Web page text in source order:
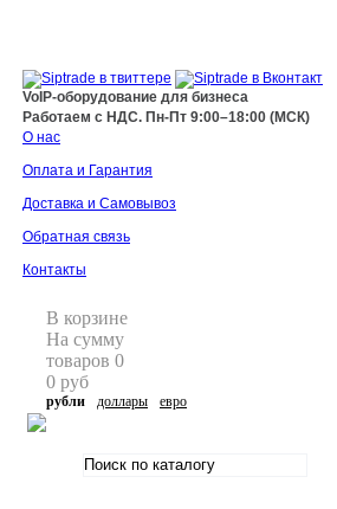
VoIP-оборудование для бизнеса
Работаем с НДС. Пн-Пт 9:00–18:00 (МСК)
О нас
Оплата и Гарантия
Доставка и Самовывоз
Обратная связь
Контакты
В корзине
На сумму
товаров 0
0 руб
рубли доллары евро